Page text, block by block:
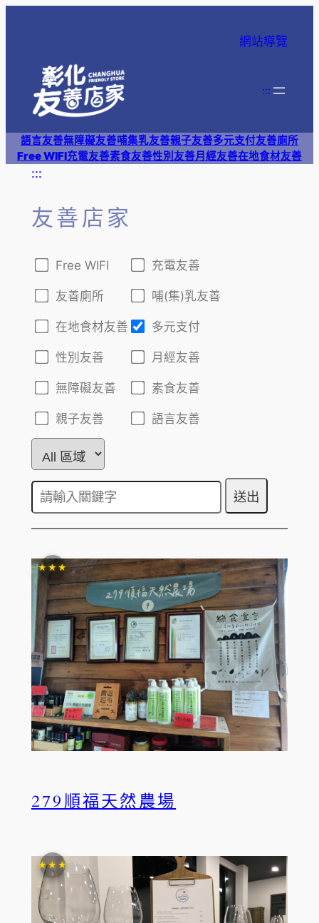
網站導覽
:::
語言友善無障礙友善哺集乳友善親子友善多元支付友善廁所
Free WIFI充電友善素食友善性別友善月經友善在地食材友善
:::
友善店家
Free WIFI 充電友善
友善廁所 哺(集)乳友善
在地食材友善 多元支付
性別友善 月經友善
無障礙友善 素食友善
親子友善 語言友善
279順福天然農場
★★★
★★★